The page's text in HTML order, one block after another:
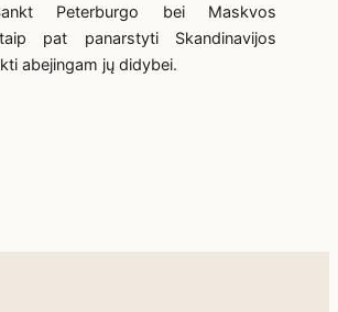
Peterburgo bei Maskvos
pat panarstyti Skandinavijos
abejingam jų didybei.